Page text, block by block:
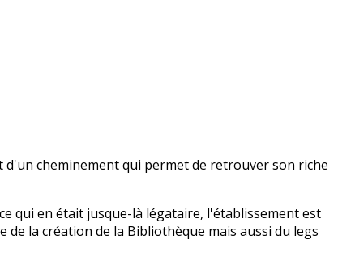
cheminement qui permet de retrouver son riche
qui en était jusque-là légataire, l'établissement est
de la création de la Bibliothèque mais aussi du legs